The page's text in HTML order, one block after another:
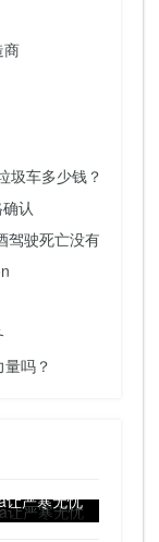
商
圾车多少钱？性价比
认
驾驶死亡没有显着下
吗？
让严寒无忧